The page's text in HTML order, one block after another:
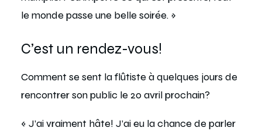
le monde passe une belle soirée. »
C’est un rendez-vous!
Comment se sent la flûtiste à quelques jours de
rencontrer son public le 20 avril prochain?
« J’ai vraiment hâte! J’ai eu la chance de parler